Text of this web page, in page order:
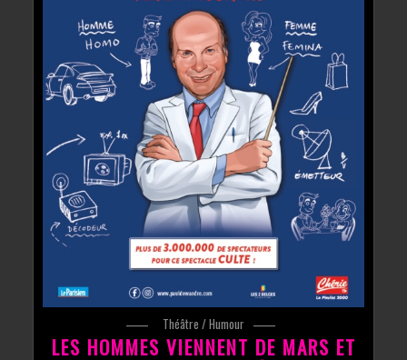
Théâtre / Humour
LES HOMMES VIENNENT DE MARS ET